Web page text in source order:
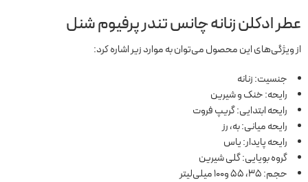
عطر ادکلن زنانه چانس تندر پرفیوم شنل
از ویژگی‌های این محصول می‌توان به موارد زیر اشاره کرد:
جنسیت: زنانه
رایحه: خنک و شیرین
رایحه ابتدایی: گریپ فروت
رایحه میانی: به، رز
رایحه پایدار: یاس
گروه بویایی: گلی شیرین
حجم: 35، 55 و100 میلی‌لیتر